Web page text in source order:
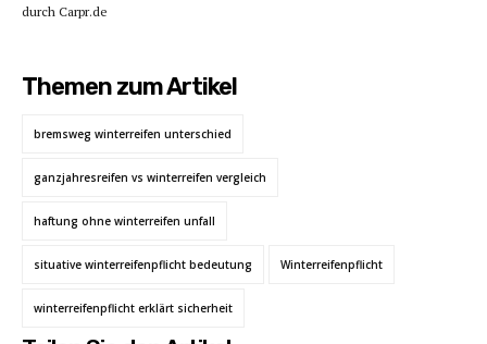
durch Carpr.de
Themen zum Artikel
bremsweg winterreifen unterschied
ganzjahresreifen vs winterreifen vergleich
haftung ohne winterreifen unfall
situative winterreifenpflicht bedeutung Winterreifenpflicht
winterreifenpflicht erklärt sicherheit